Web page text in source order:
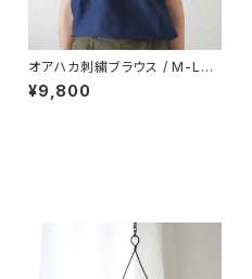
オアハカ刺繍ブラウス / M-Lsi
ze /212_i/ MEXICO メキシコ
¥9,800